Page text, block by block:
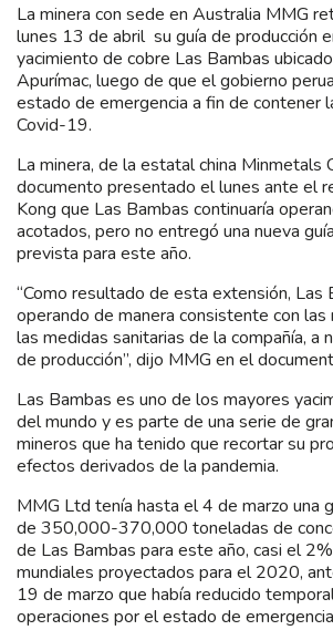
La minera con sede en Australia MMG
lunes 13 de abril su guía de producción
yacimiento de cobre Las Bambas
Apurímac, luego de que el gobierno
estado de emergencia a fin de contener
Covid-19.
La minera, de la estatal china Minmetals
documento presentado el lunes ante el
Kong que Las Bambas continuaría
acotados, pero no entregó una nueva
prevista para este año.
“Como resultado de esta extensión, Las
operando de manera consistente con
las medidas sanitarias de la compañía, a
de producción”, dijo MMG en el
Las Bambas es uno de los mayores
del mundo y es parte de una serie de
mineros que ha tenido que recortar su
efectos derivados de la pandemia.
MMG Ltd tenía hasta el 4 de marzo una
de 350,000-370,000 toneladas de
de Las Bambas para este año, casi el
mundiales proyectados para el 2020,
19 de marzo que había reducido
operaciones por el estado de